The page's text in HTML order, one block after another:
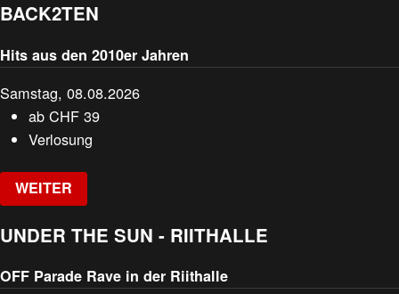
BACK2TEN
Hits aus den 2010er Jahren
Samstag, 08.08.2026
abCHF 39
Verlosung
WEITER
UNDER THE SUN - RIITHALLE
OFF Parade Rave in der Riithalle